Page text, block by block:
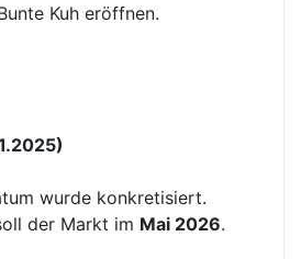
Kuh eröffnen.
wurde konkretisiert.
der Markt im Mai 2026.